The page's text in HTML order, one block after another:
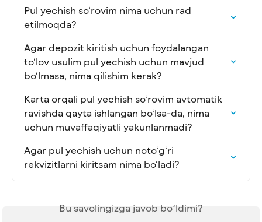
Pul yechish so‘rovim nima uchun rad
etilmoqda?
Agar depozit kiritish uchun foydalangan
to‘lov usulim pul yechish uchun mavjud
bo‘lmasa, nima qilishim kerak?
Karta orqali pul yechish so‘rovim avtomatik
ravishda qayta ishlangan bo‘lsa-da, nima
uchun muvaffaqiyatli yakunlanmadi?
Agar pul yechish uchun noto‘g‘ri
rekvizitlarni kiritsam nima bo‘ladi?
Bu savolingizga javob boʻldimi?